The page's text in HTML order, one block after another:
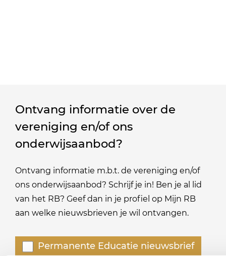
Ontvang informatie over de
vereniging en/of ons
onderwijsaanbod?
Ontvang informatie m.b.t. de vereniging en/of
ons onderwijsaanbod? Schrijf je in! Ben je al lid
van het RB? Geef dan in je profiel op Mijn RB
aan welke nieuwsbrieven je wil ontvangen.
WelkePermanente Educatie nieuwsbrief